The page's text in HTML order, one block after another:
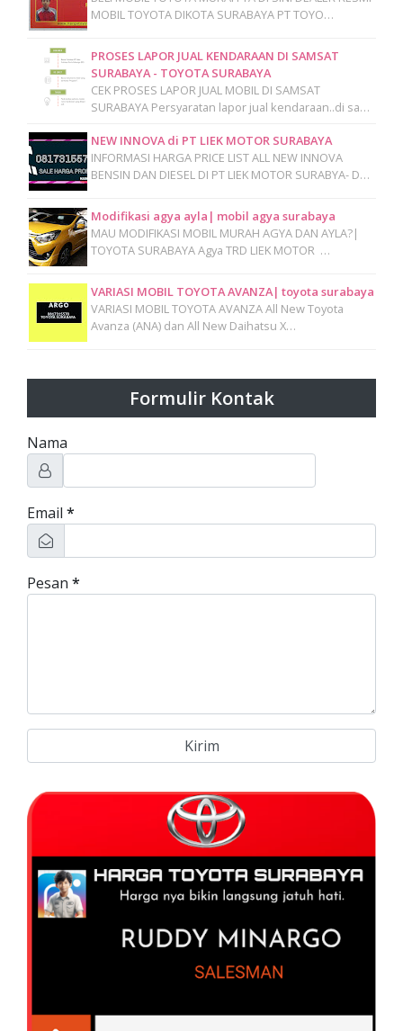
MOBIL TOYOTA DIKOTA SURABAYA PT TOYO…
PROSES LAPOR JUAL KENDARAAN DI SAMSAT
SURABAYA - TOYOTA SURABAYA
CEK PROSES LAPOR JUAL MOBIL DI SAMSAT
SURABAYA Persyaratan lapor jual kendaraan..di sa…
NEW INNOVA di PT LIEK MOTOR SURABAYA
INFORMASI HARGA PRICE LIST ALL NEW INNOVA
BENSIN DAN DIESEL DI PT LIEK MOTOR SURABYA- D…
Modifikasi agya ayla| mobil agya surabaya
MAU MODIFIKASI MOBIL MURAH AGYA DAN AYLA?|
TOYOTA SURABAYA Agya TRD LIEK MOTOR …
VARIASI MOBIL TOYOTA AVANZA| toyota surabaya
VARIASI MOBIL TOYOTA AVANZA All New Toyota
Avanza (ANA) dan All New Daihatsu X…
Formulir Kontak
Nama
Email *
Pesan *